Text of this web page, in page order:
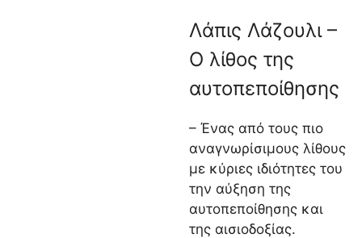
Λάπις Λάζουλι –
Ο λίθος της
αυτοπεποίθησης
– Ένας από τους πιο
αναγνωρίσιμους λίθους
με κύριες ιδιότητες του
την αύξηση της
αυτοπεποίθησης και
της αισιοδοξίας.